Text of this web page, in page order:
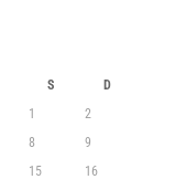
S
D
1
2
8
9
15
16